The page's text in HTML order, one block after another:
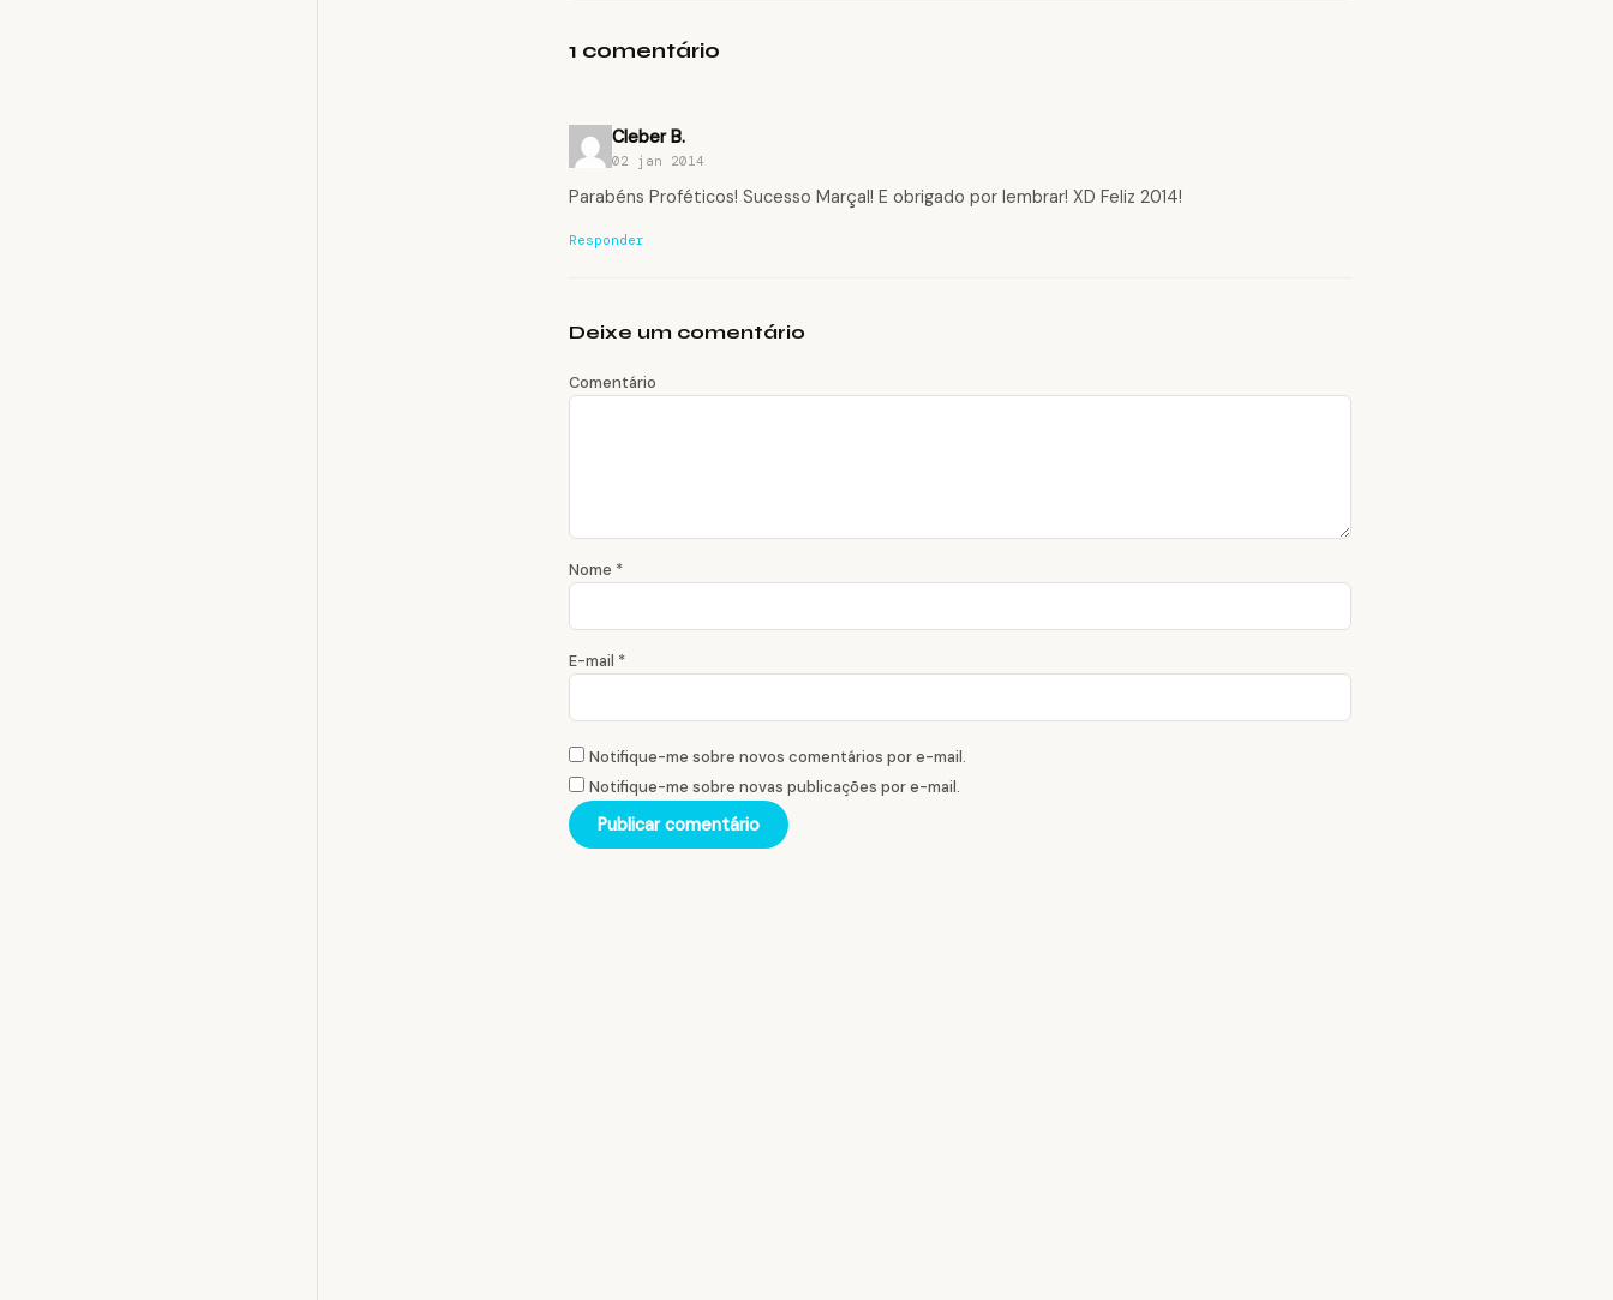
1 comentário
Cleber B.
02 jan 2014
Parabéns Proféticos! Sucesso Marçal! E obrigado por lembrar! XD Feliz 2014!
Responder
Deixe um comentário
Comentário
Nome *
E-mail *
Notifique-me sobre novos comentários por e-mail.
Notifique-me sobre novas publicações por e-mail.